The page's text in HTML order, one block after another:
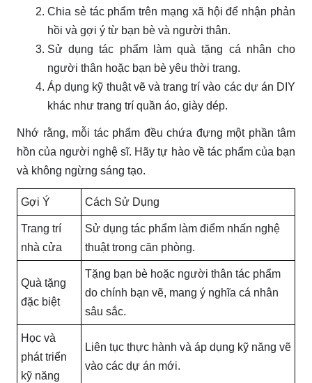
Chia sẻ tác phẩm trên mạng xã hội để nhận phản
hồi và gợi ý từ bạn bè và người thân.
Sử dụng tác phẩm làm quà tặng cá nhân cho
người thân hoặc bạn bè yêu thời trang.
Áp dụng kỹ thuật vẽ và trang trí vào các dự án DIY
khác như trang trí quần áo, giày dép.
Nhớ rằng, mỗi tác phẩm đều chứa đựng một phần tâm
hồn của người nghệ sĩ. Hãy tự hào về tác phẩm của bạn
và không ngừng sáng tạo.
Gợi Ý Cách Sử Dụng
Trang trí
nhà cửa
Sử dụng tác phẩm làm điểm nhấn nghệ
thuật trong căn phòng.
Quà tặng
đặc biệt
Tặng bạn bè hoặc người thân tác phẩm
do chính bạn vẽ, mang ý nghĩa cá nhân
sâu sắc.
Học và
phát triển
kỹ năng
Liên tục thực hành và áp dụng kỹ năng vẽ
vào các dự án mới.